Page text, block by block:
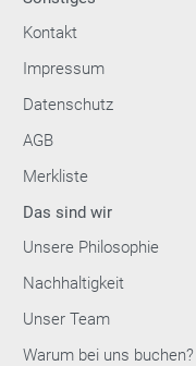
Kontakt
Impressum
Datenschutz
AGB
Merkliste
Das sind wir
Unsere Philosophie
Nachhaltigkeit
Unser Team
Warum bei uns buchen?